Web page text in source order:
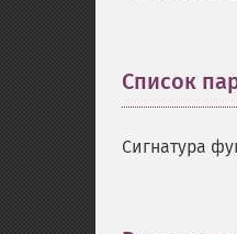
Список
Сигнатура